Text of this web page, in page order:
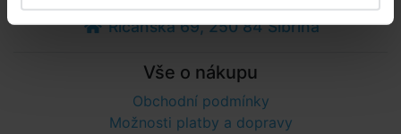
Telefonní číslo neslouží k objednaní zboží
Říčanská 69, 250 84 Sibřina
Vše o nákupu
Obchodní podmínky
Možnosti platby a dopravy